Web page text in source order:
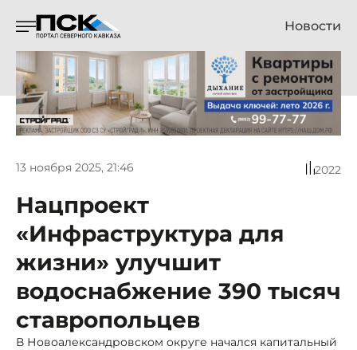
Новости
13 ноября 2025, 21:46 2022
Нацпроект
«Инфраструктура для
жизни» улучшит
водоснабжение 390 тысяч
ставропольцев
В Новоалександровском округе начался капитальный